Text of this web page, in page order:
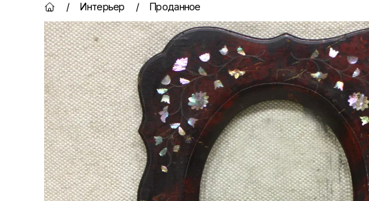
Главная страница
/ Интерьер / Проданное